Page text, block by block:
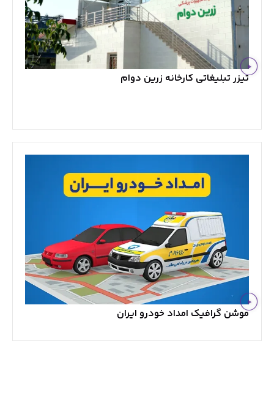
تیزر تبلیغاتی کارخانه زرین دوام
موشن گرافیک امداد خودرو ایران